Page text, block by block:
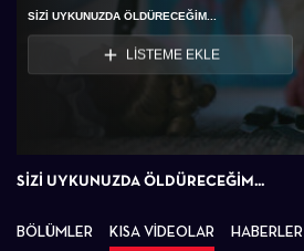
SİZİ UYKUNUZDA ÖLDÜRECEĞİM...
LİSTEME EKLE
SİZİ UYKUNUZDA ÖLDÜRECEĞİM...
BÖLÜMLER KISA VİDEOLAR HABERLER